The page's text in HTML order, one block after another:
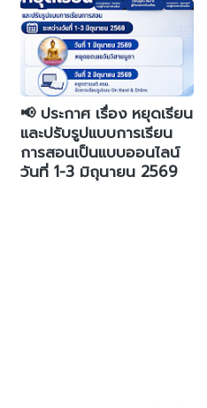
📢 ประกาศ เรื่อง หยุดเรียน
และปรับรูปแบบการเรียน
การสอนเป็นแบบออนไลน์
วันที่ 1-3 มิถุนายน 2569